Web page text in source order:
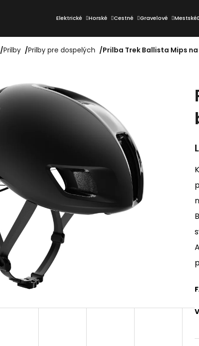
Elektrické Horské Cestné Gravelové Mestské
/Prilby /Prilby pre dospelých /Prilba Trek Ballista Mips
Čo potrebujete
Odporúčame
OMOTÁVKA GEL CORK
4,99 €
Pôvodne: 16 €
SUPERCALIBER SLR 9.8 X0